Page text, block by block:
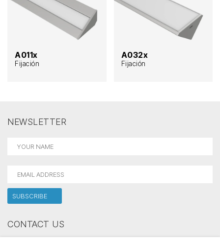
A011x
Fijación
A032x
Fijación
NEWSLETTER
CONTACT US